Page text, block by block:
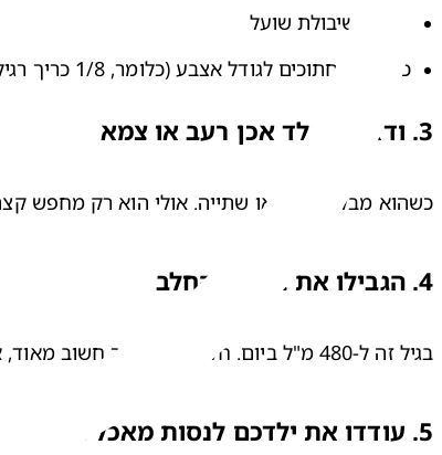
עוגיות שיבולת שועל
כריכונים חתוכים לגודל אצבע (כלומר, 1/8 כריך רגיל), או מאפינס מקמח מלא
3. ודאו שהילד אכן רעב או צמא
כשהוא מבקש אוכל או שתייה. אולי הוא רק מחפש
4. הגבילו את צריכת החלב
בגיל זה ל-480 מ"ל ביום. חלב הוא מצרך חשוב מאוד, אך יותר מדי ממנו עלול להרוס את התיאבון של הילד למזונות חשובים אחרים.
5. עודדו את ילדכם לנסות מאכלים חדשים